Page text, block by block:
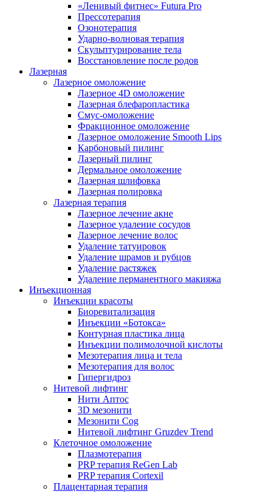
«Ленивый фитнес» Futura Pro
Прессотерапия
Озонотерапия
Ударно-волновая терапия
Скульптурирование тела
Восстановление после родов
Лазерная
Лазерное омоложение
Лазерное 4D омоложение
Лазерная блефаропластика
Смус-омоложение
Фракционное омоложение
Лазерное омоложение Smooth Lips
Карбоновый пилинг
Лазерный пилинг
Дермальное омоложение
Лазерная шлифовка
Лазерная полировка
Лазерная терапия
Лазерное лечение акне
Лазерное удаление сосудов
Лазерное лечение волос
Удаление татуировок
Удаление шрамов и рубцов
Удаление растяжек
Удаление перманентного макияжа
Инъекционная
Инъекции красоты
Биоревитализация
Инъекции «Ботокса»
Контурная пластика лица
Инъекции полимолочной кислоты
Мезотерапия лица и тела
Мезотерапия для волос
Гипергидроз
Нитевой лифтинг
Нити Аптос
3D мезонити
Мезонити Cog
Нитевой лифтинг Gruzdev Trend
Клеточное омоложение
Плазмотерапия
PRP терапия ReGen Lab
PRP терапия Cortexil
Плацентарная терапия